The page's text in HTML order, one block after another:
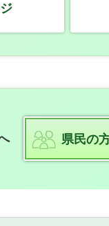
県民の